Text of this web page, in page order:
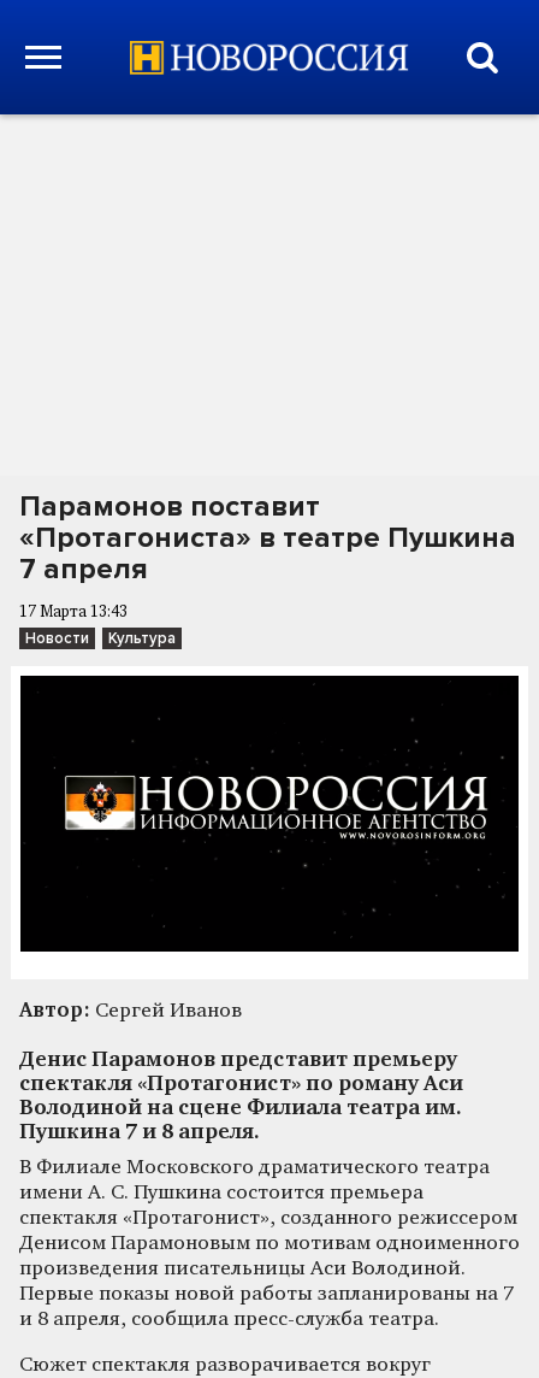
Парамонов поставит
«Протагониста» в театре Пушкина
7 апреля
17 Марта 13:43
Новости Культура
Автор: Сергей Иванов
Денис Парамонов представит премьеру
спектакля «Протагонист» по роману Аси
Володиной на сцене Филиала театра им.
Пушкина 7 и 8 апреля.
В Филиале Московского драматического театра
имени А. С. Пушкина состоится премьера
спектакля «Протагонист», созданного режиссером
Денисом Парамоновым по мотивам одноименного
произведения писательницы Аси Володиной.
Первые показы новой работы запланированы на 7
и 8 апреля, сообщила пресс-служба театра.
Сюжет спектакля разворачивается вокруг